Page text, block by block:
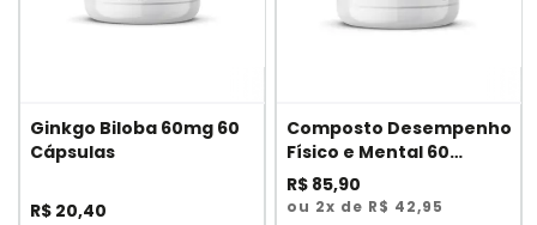
Ginkgo Biloba 60mg 60
Cápsulas
R$ 20,40
Composto Desempenho
Físico e Mental 60
cápsulas
R$ 85,90
ou 2x de R$ 42,95